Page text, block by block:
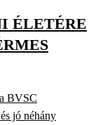
ÉLETÉRE
BVSC
jó néhány